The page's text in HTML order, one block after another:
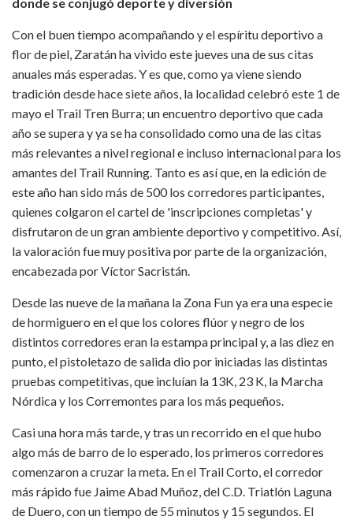
Con el buen tiempo acompañando y el espíritu deportivo a
flor de piel, Zaratán ha vivido este jueves una de sus citas
anuales más esperadas. Y es que, como ya viene siendo
tradición desde hace siete años, la localidad celebró este 1 de
mayo el Trail Tren Burra; un encuentro deportivo que cada
año se supera y ya se ha consolidado como una de las citas
más relevantes a nivel regional e incluso internacional para los
amantes del Trail Running. Tanto es así que, en la edición de
este año han sido más de 500 los corredores participantes,
quienes colgaron el cartel de 'inscripciones completas' y
disfrutaron de un gran ambiente deportivo y competitivo. Así,
la valoración fue muy positiva por parte de la organización,
encabezada por Víctor Sacristán.
Desde las nueve de la mañana la Zona Fun ya era una especie
de hormiguero en el que los colores flúor y negro de los
distintos corredores eran la estampa principal y, a las diez en
punto, el pistoletazo de salida dio por iniciadas las distintas
pruebas competitivas, que incluían la 13K, 23 K, la Marcha
Nórdica y los Corremontes para los más pequeños.
Casi una hora más tarde, y tras un recorrido en el que hubo
algo más de barro de lo esperado, los primeros corredores
comenzaron a cruzar la meta. En el Trail Corto, el corredor
más rápido fue Jaime Abad Muñoz, del C.D. Triatlón Laguna
de Duero, con un tiempo de 55 minutos y 15 segundos. El